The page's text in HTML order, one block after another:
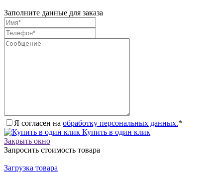
Заполните данные для заказа
Я согласен на обработку персональных данных.*
Купить в один клик
Закрыть окно
Запросить стоимость товара
Загрузка товара